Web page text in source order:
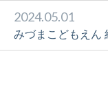
2024.05.01
みづまこどもえん